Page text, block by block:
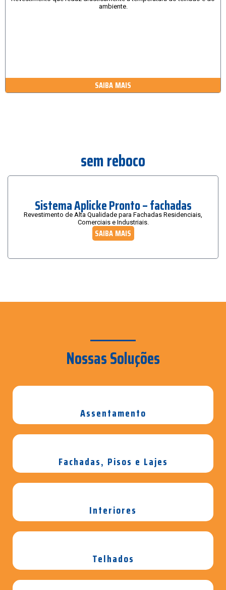
ambiente.
SAIBA MAIS
sem reboco
Sistema Aplicke Pronto – fachadas
Revestimento de Alta Qualidade para Fachadas Residenciais,
Comerciais e Industriais.
SAIBA MAIS
Nossas Soluções
Assentamento
Fachadas, Pisos e Lajes
Interiores
Telhados